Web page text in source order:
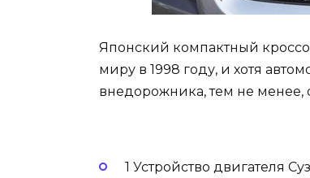
Японский компактный
миру в 1998 году, и хотя
внедорожника, тем не менее,
1 Устройство двигателя